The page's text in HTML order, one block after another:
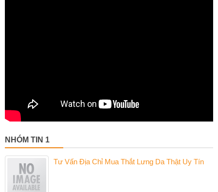
NHÓM TIN 1
Tư Vấn Địa Chỉ Mua Thắt Lưng Da Thật Uy Tín